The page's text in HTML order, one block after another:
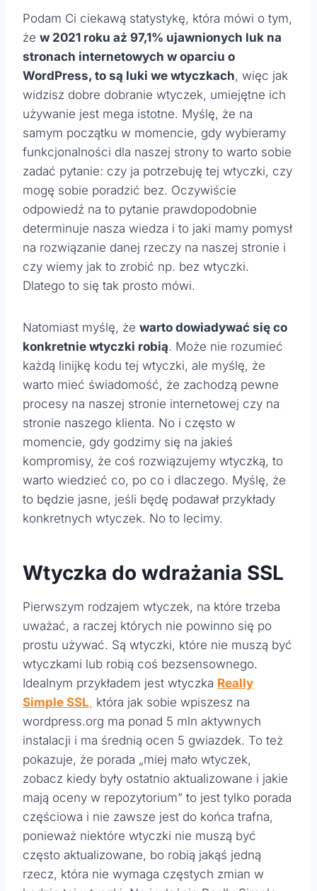
Podam Ci ciekawą statystykę, która mówi o tym,
że w 2021 roku aż 97,1% ujawnionych luk na
stronach internetowych w oparciu o
WordPress, to są luki we wtyczkach, więc jak
widzisz dobre dobranie wtyczek, umiejętne ich
używanie jest mega istotne. Myślę, że na
samym początku w momencie, gdy wybieramy
funkcjonalności dla naszej strony to warto sobie
zadać pytanie: czy ja potrzebuję tej wtyczki, czy
mogę sobie poradzić bez. Oczywiście
odpowiedź na to pytanie prawdopodobnie
determinuje nasza wiedza i to jaki mamy pomysł
na rozwiązanie danej rzeczy na naszej stronie i
czy wiemy jak to zrobić np. bez wtyczki.
Dlatego to się tak prosto mówi.
Natomiast myślę, że warto dowiadywać się co
konkretnie wtyczki robią. Może nie rozumieć
każdą linijkę kodu tej wtyczki, ale myślę, że
warto mieć świadomość, że zachodzą pewne
procesy na naszej stronie internetowej czy na
stronie naszego klienta. No i często w
momencie, gdy godzimy się na jakieś
kompromisy, że coś rozwiązujemy wtyczką, to
warto wiedzieć co, po co i dlaczego. Myślę, że
to będzie jasne, jeśli będę podawał przykłady
konkretnych wtyczek. No to lecimy.
Wtyczka do wdrażania SSL
Pierwszym rodzajem wtyczek, na które trzeba
uważać, a raczej których nie powinno się po
prostu używać. Są wtyczki, które nie muszą być
wtyczkami lub robią coś bezsensownego.
Idealnym przykładem jest wtyczka Really
Simple SSL, która jak sobie wpiszesz na
wordpress.org ma ponad 5 mln aktywnych
instalacji i ma średnią ocen 5 gwiazdek. To też
pokazuje, że porada „miej mało wtyczek,
zobacz kiedy były ostatnio aktualizowane i jakie
mają oceny w repozytorium” to jest tylko porada
częściowa i nie zawsze jest do końca trafna,
ponieważ niektóre wtyczki nie muszą być
często aktualizowane, bo robią jakąś jedną
rzecz, która nie wymaga częstych zmian w